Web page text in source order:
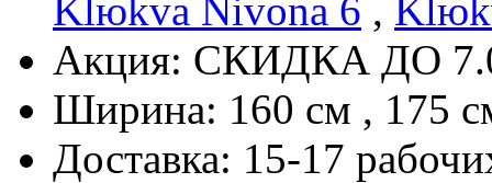
Klюkva Nivona 6 ,
Акция: СКИДКА ДО
Ширина: 160 см , 175
Доставка: 15-17